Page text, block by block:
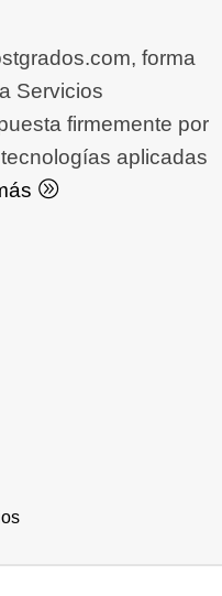
forma
Servicios
firmemente por
aplicadas